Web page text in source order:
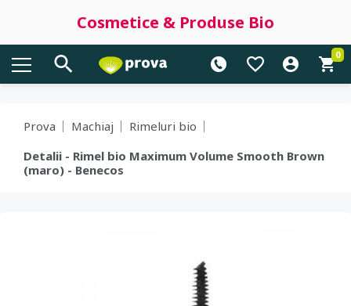
Cosmetice & Produse Bio
0
Prova Machiaj
Rimeluri bio
Detalii - Rimel bio Maximum Volume Smooth Brown
(maro) - Benecos